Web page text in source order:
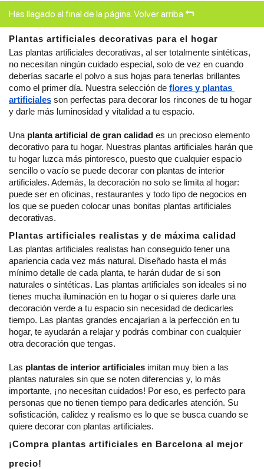
Has llagado al final de la página.Volver arriba
Plantas artificiales decorativas para el hogar
Las plantas artificiales decorativas, al ser totalmente sintéticas,
no necesitan ningún cuidado especial, solo de vez en cuando
deberías sacarle el polvo a sus hojas para tenerlas brillantes
como el primer día. Nuestra selección de flores y plantas
artificiales son perfectas para decorar los rincones de tu hogar
y darle más luminosidad y vitalidad a tu espacio.
Una planta artificial de gran calidad es un precioso elemento
decorativo para tu hogar. Nuestras plantas artificiales harán que
tu hogar luzca más pintoresco, puesto que cualquier espacio
sencillo o vacío se puede decorar con plantas de interior
artificiales. Además, la decoración no solo se limita al hogar:
puede ser en oficinas, restaurantes y todo tipo de negocios en
los que se pueden colocar unas bonitas plantas artificiales
decorativas.
Plantas artificiales realistas y de máxima calidad
Las plantas artificiales realistas han conseguido tener una
apariencia cada vez más natural. Diseñado hasta el más
mínimo detalle de cada planta, te harán dudar de si son
naturales o sintéticas. Las plantas artificiales son ideales si no
tienes mucha iluminación en tu hogar o si quieres darle una
decoración verde a tu espacio sin necesidad de dedicarles
tiempo. Las plantas grandes encajarían a la perfección en tu
hogar, te ayudarán a relajar y podrás combinar con cualquier
otra decoración que tengas.
Las plantas de interior artificiales imitan muy bien a las
plantas naturales sin que se noten diferencias y, lo más
importante, ¡no necesitan cuidados! Por eso, es perfecto para
personas que no tienen tiempo para dedicarles atención. Su
sofisticación, calidez y realismo es lo que se busca cuando se
quiere decorar con plantas artificiales.
¡Compra plantas artificiales en Barcelona al mejor
precio!